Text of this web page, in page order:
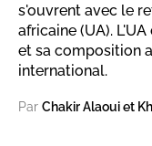
s'ouvrent avec le
africaine (UA).
et sa composition
international.
Par Chakir Alaoui et